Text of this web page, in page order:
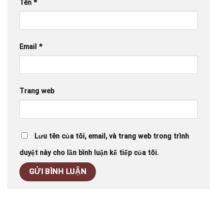
Tên *
Email *
Trang web
Lưu tên của tôi, email, và trang web trong trình
duyệt này cho lần bình luận kế tiếp của tôi.